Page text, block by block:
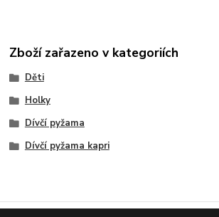
Zboží zařazeno v kategoriích
Děti
Holky
Dívčí pyžama
Dívčí pyžama kapri